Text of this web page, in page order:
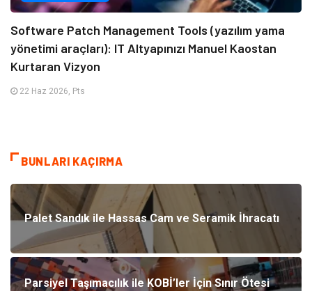
Software Patch Management Tools (yazılım yama
yönetimi araçları): IT Altyapınızı Manuel Kaostan
Kurtaran Vizyon
22 Haz 2026, Pts
BUNLARI KAÇIRMA
Palet Sandık ile Hassas Cam ve Seramik İhracatı
Parsiyel Taşımacılık ile KOBİ’ler İçin Sınır Ötesi